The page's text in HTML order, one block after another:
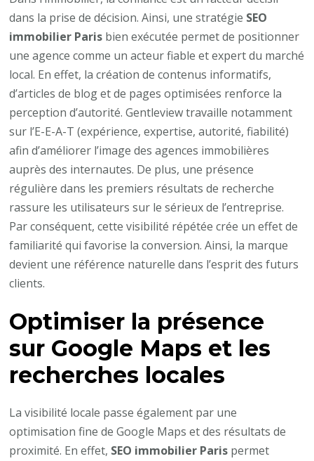
dans la prise de décision. Ainsi, une stratégie SEO
immobilier Paris bien exécutée permet de positionner
une agence comme un acteur fiable et expert du marché
local. En effet, la création de contenus informatifs,
d’articles de blog et de pages optimisées renforce la
perception d’autorité. Gentleview travaille notamment
sur l’E-E-A-T (expérience, expertise, autorité, fiabilité)
afin d’améliorer l’image des agences immobilières
auprès des internautes. De plus, une présence
régulière dans les premiers résultats de recherche
rassure les utilisateurs sur le sérieux de l’entreprise.
Par conséquent, cette visibilité répétée crée un effet de
familiarité qui favorise la conversion. Ainsi, la marque
devient une référence naturelle dans l’esprit des futurs
clients.
Optimiser la présence
sur Google Maps et les
recherches locales
La visibilité locale passe également par une
optimisation fine de Google Maps et des résultats de
proximité. En effet, SEO immobilier Paris permet